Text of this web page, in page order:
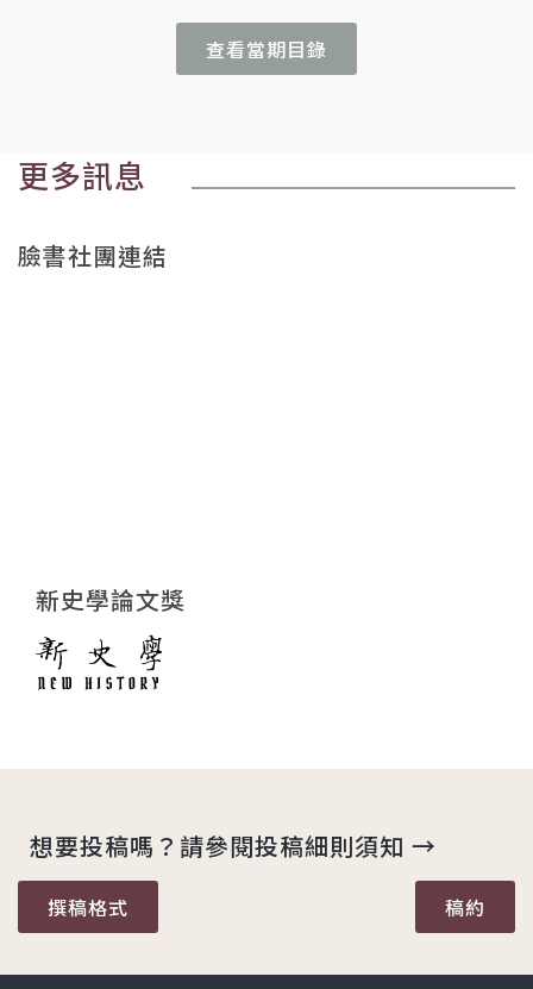
查看當期目錄
更多訊息
臉書社團連結
新史學論文獎
想要投稿嗎？請參閱投稿細則須知 →
撰稿格式 稿約